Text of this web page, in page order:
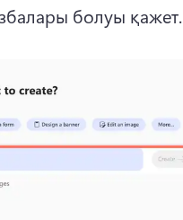
болуы қажет.